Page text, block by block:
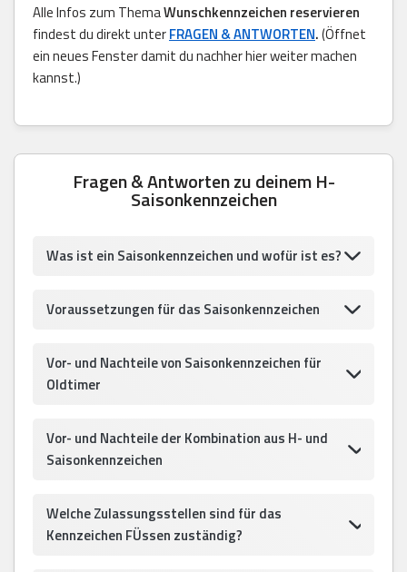
Alle Infos zum ThemaWunschkennzeichen reservieren
findest du direkt unterFRAGEN & ANTWORTEN.(Öffnet
ein neues Fenster damit du nachher hier weiter machen
kannst.)
Fragen & Antworten zu deinem H-
Saisonkennzeichen
Was ist ein Saisonkennzeichen und wofür ist es?
Voraussetzungen für das Saisonkennzeichen
Vor- und Nachteile von Saisonkennzeichen für
Oldtimer
Vor- und Nachteile der Kombination aus H- und
Saisonkennzeichen
Welche Zulassungsstellen sind für das
Kennzeichen FÜssen zuständig?